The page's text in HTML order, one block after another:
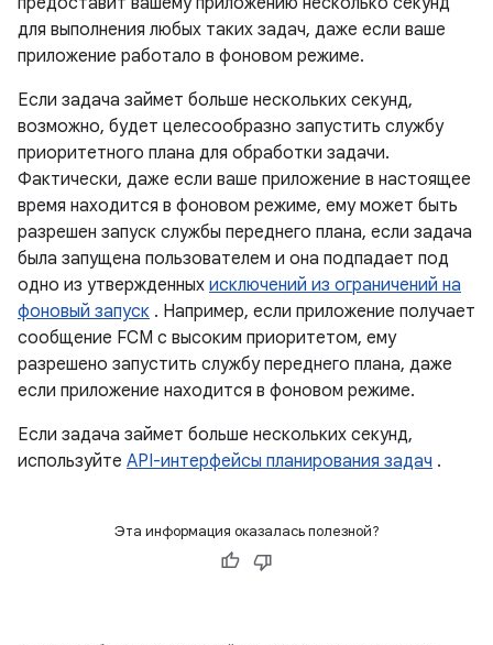
для выполнения любых таких задач, даже если ваше
приложение работало в фоновом режиме.
Если задача займет больше нескольких секунд,
возможно, будет целесообразно запустить службу
приоритетного плана для обработки задачи.
Фактически, даже если ваше приложение в настоящее
время находится в фоновом режиме, ему может быть
разрешен запуск службы переднего плана, если задача
была запущена пользователем и она подпадает под
одно из утвержденных исключений из ограничений на
фоновый запуск . Например, если приложение получает
сообщение FCM с высоким приоритетом, ему
разрешено запустить службу переднего плана, даже
если приложение находится в фоновом режиме.
Если задача займет больше нескольких секунд,
используйте API-интерфейсы планирования задач .
Эта информация оказалась полезной?